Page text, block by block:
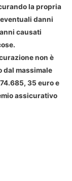
la propria
danni
causati
non è
dal massimale
35 euro e
assicurativo